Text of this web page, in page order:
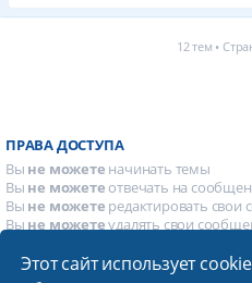
Этот сайт использует
12 тем •
ПРАВА ДОСТУПА
Вы не можете начинать темы
Вы не можете отвечать на
Вы не можете редактировать свои
Вы не можетеудалять свои